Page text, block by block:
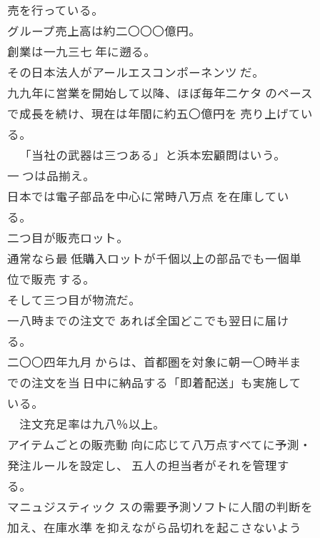
売を行っている。
グループ売上高は約二〇〇〇億円。
創業は一九三七 年に遡る。
その日本法人がアールエスコンポーネンツ だ。
九九年に営業を開始して以降、ほぼ毎年二ケタ のペース
で成長を続け、現在は年間に約五〇億円を 売り上げてい
る。
「当社の武器は三つある」と浜本宏顧問はいう。
一 つは品揃え。
日本では電子部品を中心に常時八万点 を在庫してい
る。
二つ目が販売ロット。
通常なら最 低購入ロットが千個以上の部品でも一個単
位で販売 する。
そして三つ目が物流だ。
一八時までの注文で あれば全国どこでも翌日に届け
る。
二〇〇四年九月 からは、首都圏を対象に朝一〇時半ま
での注文を当 日中に納品する「即着配送」も実施して
いる。
注文充足率は九八％以上。
アイテムごとの販売動 向に応じて八万点すべてに予測・
発注ルールを設定し、 五人の担当者がそれを管理す
る。
マニュジスティック スの需要予測ソフトに人間の判断を
加え、在庫水準 を抑えながら品切れを起こさないよう